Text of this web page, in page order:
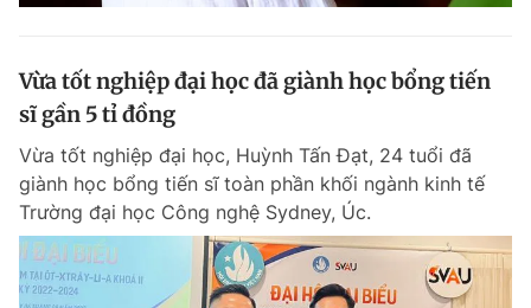
Vừa tốt nghiệp đại học đã giành học bổng tiến
sĩ gần 5 tỉ đồng
Vừa tốt nghiệp đại học, Huỳnh Tấn Đạt, 24 tuổi đã
giành học bổng tiến sĩ toàn phần khối ngành kinh tế
Trường đại học Công nghệ Sydney, Úc.